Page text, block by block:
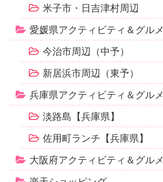
米子市・日吉津村周辺
愛媛県アクティビティ＆グルメ
今治市周辺（中予）
新居浜市周辺（東予）
兵庫県アクティビティ＆グルメ
淡路島【兵庫県】
佐用町ランチ【兵庫県】
大阪府アクティビティ＆グルメ